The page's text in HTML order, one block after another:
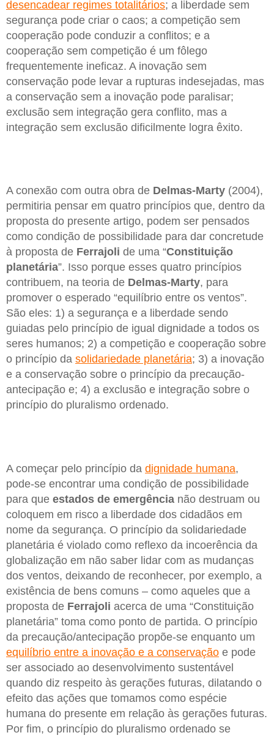
desencadear regimes totalitários; a liberdade sem
segurança pode criar o caos; a competição sem
cooperação pode conduzir a conflitos; e a
cooperação sem competição é um fôlego
frequentemente ineficaz. A inovação sem
conservação pode levar a rupturas indesejadas, mas
a conservação sem a inovação pode paralisar;
exclusão sem integração gera conflito, mas a
integração sem exclusão dificilmente logra êxito.
A conexão com outra obra de Delmas-Marty (2004),
permitiria pensar em quatro princípios que, dentro da
proposta do presente artigo, podem ser pensados
como condição de possibilidade para dar concretude
à proposta de Ferrajoli de uma “Constituição
planetária”. Isso porque esses quatro princípios
contribuem, na teoria de Delmas-Marty, para
promover o esperado “equilíbrio entre os ventos”.
São eles: 1) a segurança e a liberdade sendo
guiadas pelo princípio de igual dignidade a todos os
seres humanos; 2) a competição e cooperação sobre
o princípio da solidariedade planetária; 3) a inovação
e a conservação sobre o princípio da precaução-
antecipação e; 4) a exclusão e integração sobre o
princípio do pluralismo ordenado.
A começar pelo princípio da dignidade humana,
pode-se encontrar uma condição de possibilidade
para que estados de emergência não destruam ou
coloquem em risco a liberdade dos cidadãos em
nome da segurança. O princípio da solidariedade
planetária é violado como reflexo da incoerência da
globalização em não saber lidar com as mudanças
dos ventos, deixando de reconhecer, por exemplo, a
existência de bens comuns – como aqueles que a
proposta de Ferrajoli acerca de uma “Constituição
planetária” toma como ponto de partida. O princípio
da precaução/antecipação propõe-se enquanto um
equilíbrio entre a inovação e a conservação e pode
ser associado ao desenvolvimento sustentável
quando diz respeito às gerações futuras, dilatando o
efeito das ações que tomamos como espécie
humana do presente em relação às gerações futuras.
Por fim, o princípio do pluralismo ordenado se